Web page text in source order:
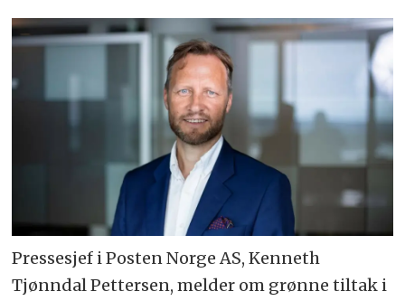
Pressesjef i Posten Norge AS, Kenneth
Tjønndal Pettersen, melder om grønne tiltak i